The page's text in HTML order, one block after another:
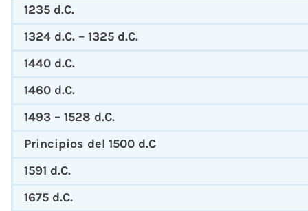
1235 d.C.
1324 d.C. – 1325 d.C.
1440 d.C.
1460 d.C.
1493 – 1528 d.C.
Principios del 1500 d.C
1591 d.C.
1675 d.C.